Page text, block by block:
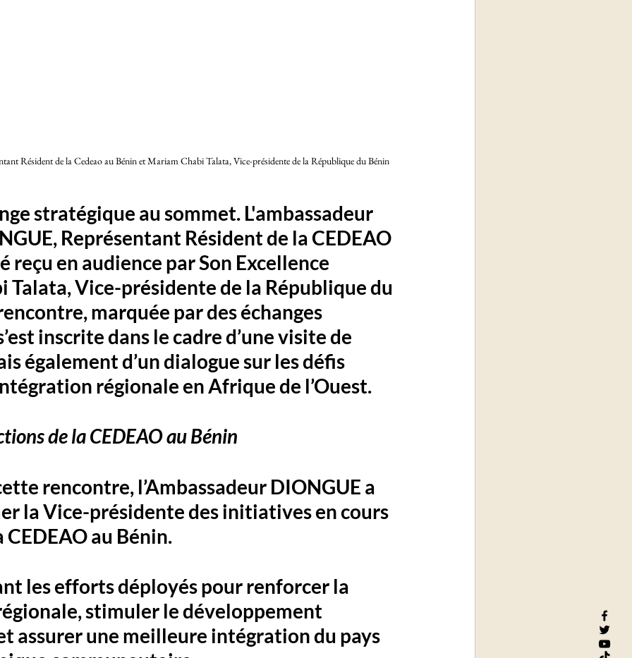
Résident de la Cedeao au Bénin et Mariam Chabi Talata, Vice-présidente de la République du Bénin
stratégique au sommet. L'ambassadeur
Représentant Résident de la CEDEAO
reçu en audience par Son Excellence
Talata, Vice-présidente de la République du
marquée par des échanges
inscrite dans le cadre d’une visite de
également d’un dialogue sur les défis
régionale en Afrique de l’Ouest.
de la CEDEAO au Bénin
rencontre, l’Ambassadeur DIONGUE a
la Vice-présidente des initiatives en cours
CEDEAO au Bénin.
les efforts déployés pour renforcer la
stimuler le développement
assurer une meilleure intégration du pays